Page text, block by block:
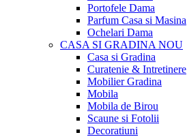
Portofele Dama
Parfum Casa si Masina
Ochelari Dama
CASA SI GRADINANOU
Casa si Gradina
Curatenie & Intretinere
Mobilier Gradina
Mobila
Mobila de Birou
Scaune si Fotolii
Decoratiuni